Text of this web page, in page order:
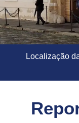
Localização